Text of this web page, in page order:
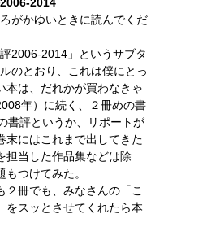
がかゆいときに読んでくだ
評2006-2014」というサブタ
のとおり、これは僕にとっ
本は、だれかが買わなきゃ
年）に続く、２冊めの書
書評というか、リポートが
末にはこれまで出してきた
担当した作品集などは除
もつけてみた。
２冊でも、みなさんの「こ
をスッとさせてくれたら本